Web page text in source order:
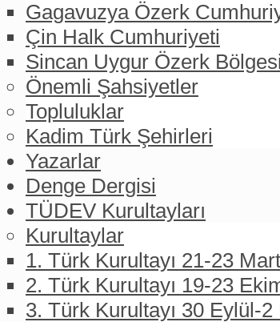
Gagavuzya Özerk
Çin Halk Cumhuriyeti
Sincan Uygur Özerk Bölgesi
Önemli Şahsiyetler
Topluluklar
Kadim Türk Şehirleri
Yazarlar
Denge Dergisi
TÜDEV Kurultayları
Kurultaylar
1. Türk Kurultayı 21-23
2. Türk Kurultayı 19-23
3. Türk Kurultayı 30 Eylül-